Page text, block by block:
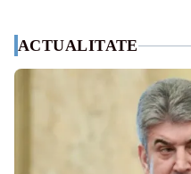
ACTUALITATE